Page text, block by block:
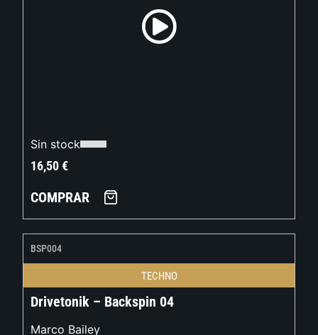
Sin stock
16,50€
COMPRAR
BSP004
TECHNO
Drivetonik – Backspin 04
Marco Bailey